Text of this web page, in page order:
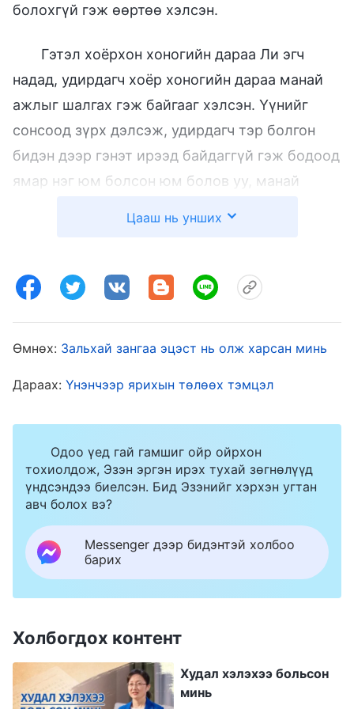
болохгүй гэж өөртөө хэлсэн.
Гэтэл хоёрхон хоногийн дараа Ли эгч
надад, удирдагч хоёр хоногийн дараа манай
ажлыг шалгах гэж байгааг хэлсэн. Үүнийг
сонсоод зүрх дэлсэж, удирдагч тэр болгон
бидэн дээр гэнэт ирээд байдаггүй гэж бодоод
ямар нэг юм болсон юм болов уу, манай
Тэгээд, би усалгааны ажил гээд завгүй,
хянаж, үр дүнд хүрээгүй, удирдагч надаас
удирдагч ямар асуулт асуух магадлалтай, би
юу мэдэхгүй билээ гээд таамаглаж эхэлсэн.
мэт харагдах байх даа гэж бага зэрэг санаа
зовж, сандарч байлаа. Хэсэг бодсоныхоо
дараа би ухаарсан, удирдагч ажлыг
шалгахаар ирэх нь хэвийн зүйл, би яагаад
хэтрүүлж бодоод байна аа? Би удирдагчийн
миний асуудлыг хараад, бодитой ажил
хийдэггүй, хуурамч удирдагч гэж хэлэх вий
гэхээс айгаад, дүр эсгэхээр оролдож байлаа.
Цааш нь унших
Өмнөх: Зальхай зангаа эцэст нь олж харсан минь
Дараах: Үнэнчээр ярихын төлөөх тэмцэл
Одоо үед гай гамшиг ойр ойрхон
тохиолдож, Эзэн эргэн ирэх тухай зөгнөлүүд
үндсэндээ биелсэн. Бид Эзэнийг хэрхэн угтан
авч болох вэ?
Messenger дээр бидэнтэй холбоо
барих
Холбогдох контент
Худал хэлэхээ больсон
минь